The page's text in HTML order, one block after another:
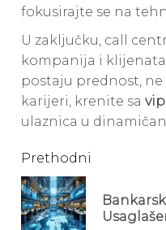
fokusirajte se na
U zaključku, call
kompanija i
postaju prednost, ne
karijeri, krenite sa
ulaznica u dinamičan
Continue
Reading
Prethodni